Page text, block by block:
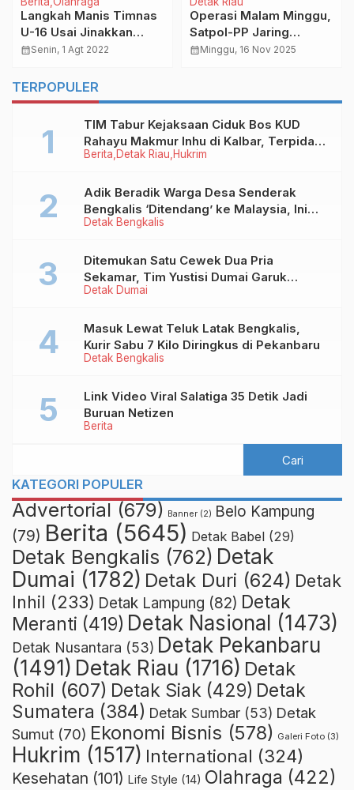
Langkah Manis Timnas
U-16 Usai Jinakkan
Filipina
calendar_monthSenin, 1 Agt 2022
Operasi Malam Minggu,
Satpol-PP Jaring
Pasangan Mesum dan
calendar_monthMinggu, 16 Nov 2025
TERPOPULER
Berita Detak Riau Hukrim
TIM Tabur Kejaksaan Ciduk Bos KUD
Rahayu Makmur Inhu di Kalbar, Terpidana
Kredit Fiktif Rp2,8 M
Detak Bengkalis
Adik Beradik Warga Desa Senderak
Bengkalis ‘Ditendang’ ke Malaysia, Ini
Sebabnya!
Detak Dumai
Ditemukan Satu Cewek Dua Pria
Sekamar, Tim Yustisi Dumai Garuk
Puluhan Pasangan Mesum
Detak Bengkalis
Masuk Lewat Teluk Latak Bengkalis,
Kurir Sabu 7 Kilo Diringkus di Pekanbaru
Berita
Link Video Viral Salatiga 35 Detik Jadi
Buruan Netizen
KATEGORI POPULER
Advertorial (679) Banner (2) Belo Kampung
(79) Berita (5645) Detak Babel (29)
Detak Bengkalis (762) Detak
Dumai (1782) Detak Duri (624) Detak
Inhil (233) Detak Lampung (82) Detak
Meranti (419) Detak Nasional (1473)
Detak Nusantara (53) Detak Pekanbaru
(1491) Detak Riau (1716) Detak
Rohil (607) Detak Siak (429) Detak
Sumatera (384) Detak Sumbar (53) Detak
Sumut (70) Ekonomi Bisnis (578) Galeri Foto (3)
Hukrim (1517) International (324)
Kesehatan (101) Life Style (14) Olahraga (422)